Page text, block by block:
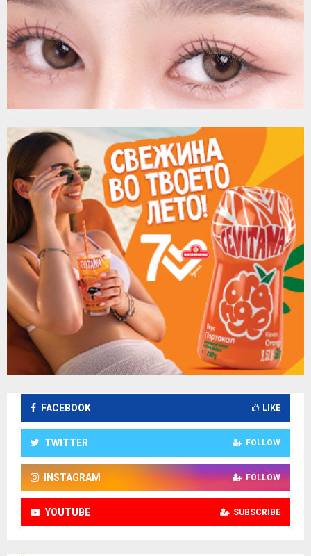
FACEBOOK LIKE
TWITTER FOLLOW
INSTAGRAM FOLLOW
YOUTUBE SUBSCRIBE